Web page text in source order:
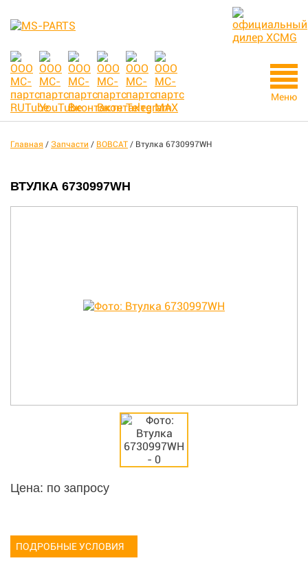
Меню
Главная / Запчасти / BOBCAT / Втулка 6730997WH
ВТУЛКА 6730997WH
Цена: по запросу
ПОДРОБНЫЕ УСЛОВИЯ